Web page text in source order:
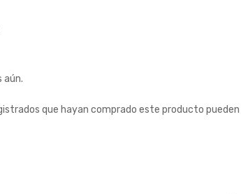
aún.
que hayan comprado este producto